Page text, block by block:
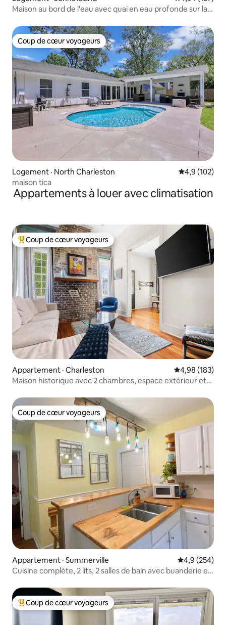
Maison au bord de l'eau avec quai en eau profonde sur la
Coup de cœur voyageurs
Coup de cœur voyageurs
Logement · North Charleston Note
4,9 (102)
maison tica
Appartements à louer avec climatisation
Coup de cœur voyageurs parmi les plus aimés
Coup de cœur voyageurs
Appartement · Charleston Note
4,98 (183)
Maison historique avec 2 chambres, espace extérieur et
Coup de cœur voyageurs
Coup de cœur voyageurs
Appartement · Summerville Note
4,9 (254)
Cuisine complète, 2 lits, 2 salles de bain avec buanderie et
Coup de cœur voyageurs parmi les plus aimés
Coup de cœur voyageurs